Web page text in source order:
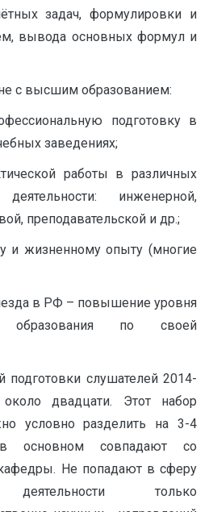
задач, формулировки и
вывода основных формул и
с высшим образованием:
подготовку в
заведениях;
работы в различных
инженерной,
преподавательской и др.;
и жизненному опыту (многие
в РФ – повышение уровня
образования по своей
подготовки слушателей 2014-
двадцати. Этот набор
условно разделить на 3-4
основном совпадают со
Не попадают в сферу
деятельности только